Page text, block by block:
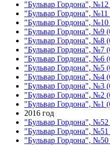
"Бульвар Гордона", №12
"Бульвар Гордона", №11
"Бульвар Гордона", №10
"Бульвар Гордона", №9
"Бульвар Гордона", №8
"Бульвар Гордона", №7
"Бульвар Гордона", №6
"Бульвар Гордона", №5
"Бульвар Гордона", №4
"Бульвар Гордона", №3
"Бульвар Гордона", №2
"Бульвар Гордона", №1
2016 год
"Бульвар Гордона", №52
"Бульвар Гордона", №51
"Бульвар Гордона", №50